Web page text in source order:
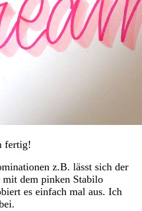
fertig!
z.B. lässt sich der
dem pinken Stabilo
es einfach mal aus. Ich